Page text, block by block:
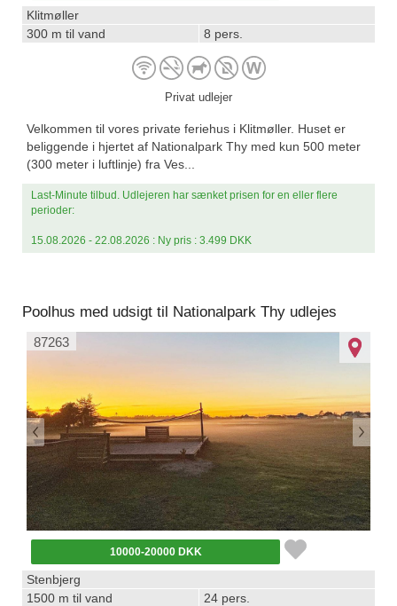
Klitmøller
300 m til vand
8 pers.
Privat udlejer
Velkommen til vores private feriehus i Klitmøller. Huset er
beliggende i hjertet af Nationalpark Thy med kun 500 meter
(300 meter i luftlinje) fra Ves...
Last-Minute tilbud. Udlejeren har sænket prisen for en eller flere
perioder:
15.08.2026 - 22.08.2026 : Ny pris : 3.499 DKK
Poolhus med udsigt til Nationalpark Thy udlejes
87263
10000-20000 DKK
Stenbjerg
1500 m til vand
24 pers.